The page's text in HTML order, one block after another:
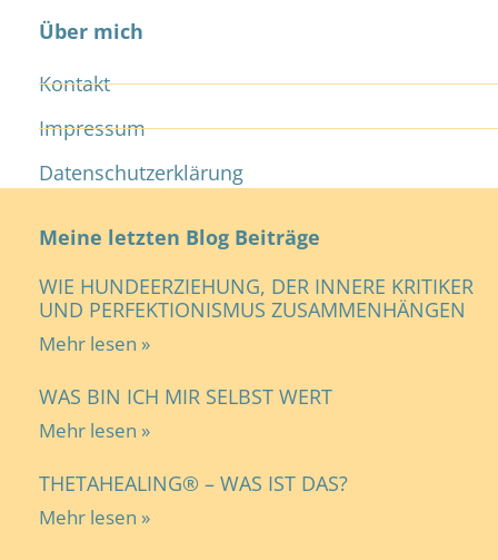
Über mich
Kontakt
Impressum
Datenschutzerklärung
Meine letzten Blog Beiträge
WIE HUNDEERZIEHUNG, DER INNERE KRITIKER
UND PERFEKTIONISMUS ZUSAMMENHÄNGEN
Mehr lesen »
WAS BIN ICH MIR SELBST WERT
Mehr lesen »
THETAHEALING® – WAS IST DAS?
Mehr lesen »